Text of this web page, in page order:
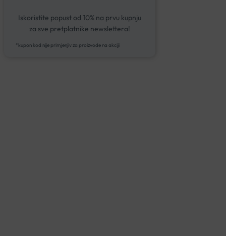
Iskoristite popust od 10% na prvu kupnju
za sve pretplatnike newslettera!
*kupon kod nije primjenjiv za proizvode na akciji